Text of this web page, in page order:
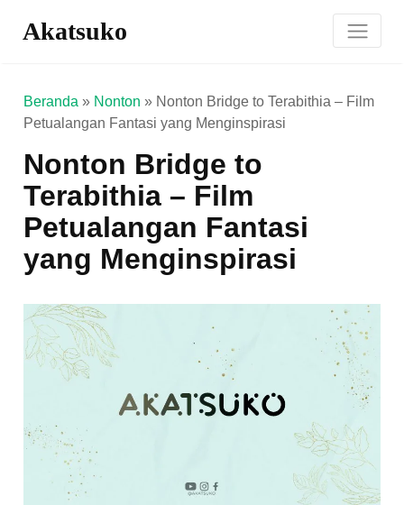
Akatsuko
Beranda » Nonton » Nonton Bridge to Terabithia – Film
Petualangan Fantasi yang Menginspirasi
Nonton Bridge to
Terabithia – Film
Petualangan Fantasi
yang Menginspirasi